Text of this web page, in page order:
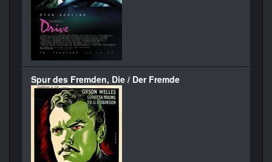
Spur des Fremden, Die / Der Fremde